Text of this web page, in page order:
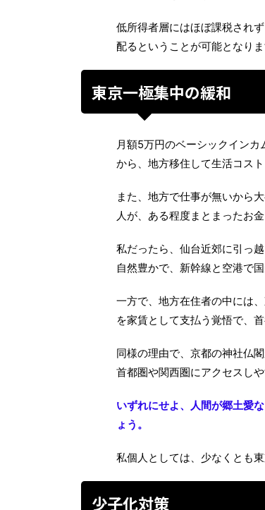
低所得者層にはほぼ課税され
配るということが可能となりま
東京一極集中の緩和
月額5万円のベーシックイン
から、地方移住して生活コス
また、地方で仕事が無いから
人が、ある程度まとまったお
私だったら、仙台近郊に引っ
自然豊かで、新幹線と空港で
一方で、地方在住者の中には
を家賃として支払う覚悟で、
同様の理由で、京都の神社仏
首都圏や関西圏にアクセスし
いずれにせよ、人間が郷土愛
ょう。
私個人としては、少なくとも
少子化対策